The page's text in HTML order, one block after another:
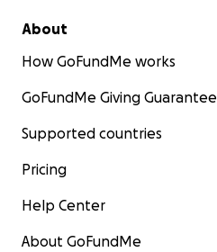
About
How GoFundMe works
GoFundMe Giving Guarantee
Supported countries
Pricing
Help Center
About GoFundMe